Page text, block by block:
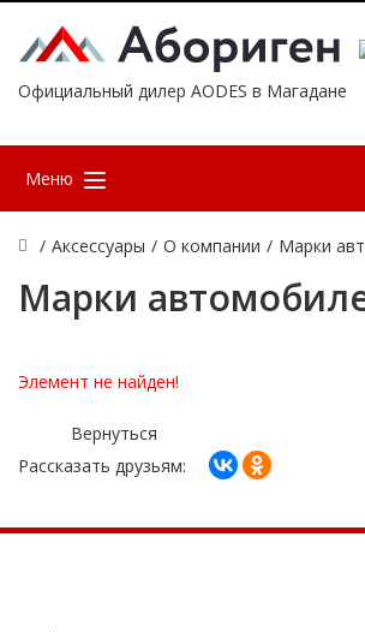
Официальный дилер AODES в Магадане
Меню
/ Аксессуары / О компании / Марки
Марки
Элемент не найден!
Вернуться
Рассказать друзьям: